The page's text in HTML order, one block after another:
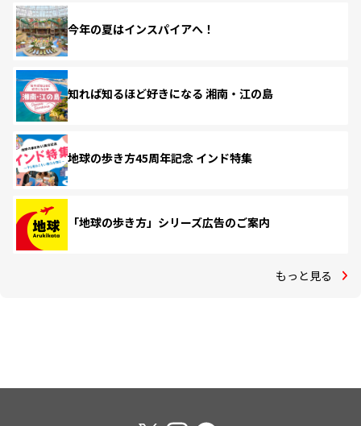
今年の夏はインスパイアへ！
知れば知るほど好きになる 湘南・江の島
地球の歩き方45周年記念 インド特集
「地球の歩き方」シリーズ広告のご案内
もっと見る